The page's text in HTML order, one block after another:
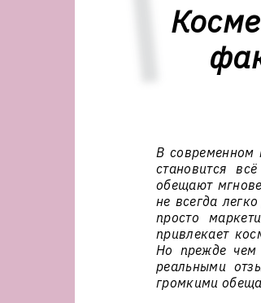
В современном
становится
обещают
не всегда
просто
привлекает
Но прежде чем
реальными
громкими